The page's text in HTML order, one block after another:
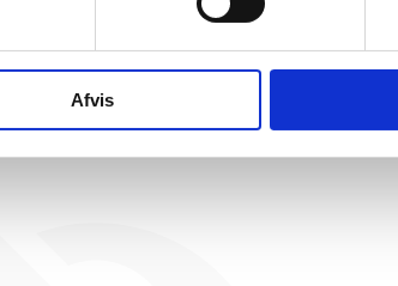
Afvis
eStatistik henviser til Erhvervsstyrelsen ved eventuelle